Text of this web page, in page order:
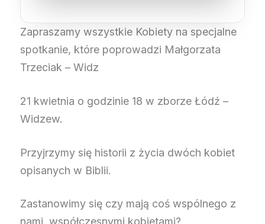
Zapraszamy wszystkie Kobiety na specjalne
spotkanie, które poprowadzi Małgorzata
Trzeciak – Widz
21 kwietnia o godzinie 18 w zborze Łódź –
Widzew.
Przyjrzymy się historii z życia dwóch kobiet
opisanych w Biblii.
Zastanowimy się czy mają coś wspólnego z